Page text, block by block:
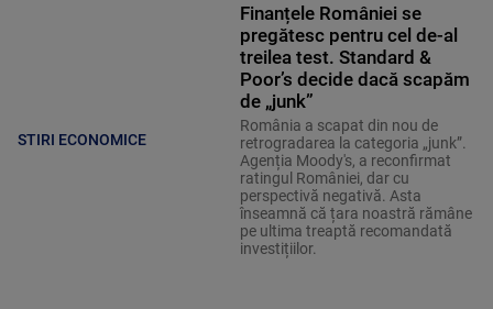
STIRI ECONOMICE
Finanțele României se
pregătesc pentru cel de-al
treilea test. Standard &
Poor’s decide dacă scapăm
de „junk”
România a scapat din nou de
retrogradarea la categoria „junk”.
Agenția Moody's, a reconfirmat
ratingul României, dar cu
perspectivă negativă. Asta
înseamnă că țara noastră rămâne
pe ultima treaptă recomandată
investițiilor.